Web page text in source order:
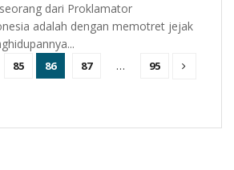
dari Proklamator
adalah dengan memotret jejak
85 86 87 … 95